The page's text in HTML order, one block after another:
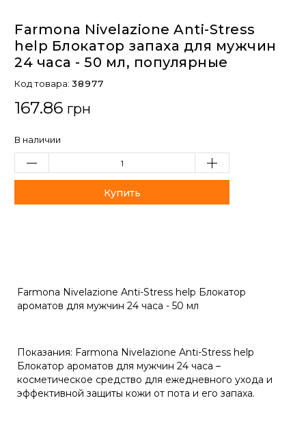
Farmona Nivelazione Anti-Stress
help Блокатор запаха для мужчин
24 часа - 50 мл, популярные
Код товара: 38977
167.86 грн
В наличии
Farmona Nivelazione Anti-Stress help Блокатор
ароматов для мужчин 24 часа - 50 мл
Показания: Farmona Nivelazione Anti-Stress help
Блокатор ароматов для мужчин 24 часа –
косметическое средство для ежедневного ухода и
эффективной защиты кожи от пота и его запаха.